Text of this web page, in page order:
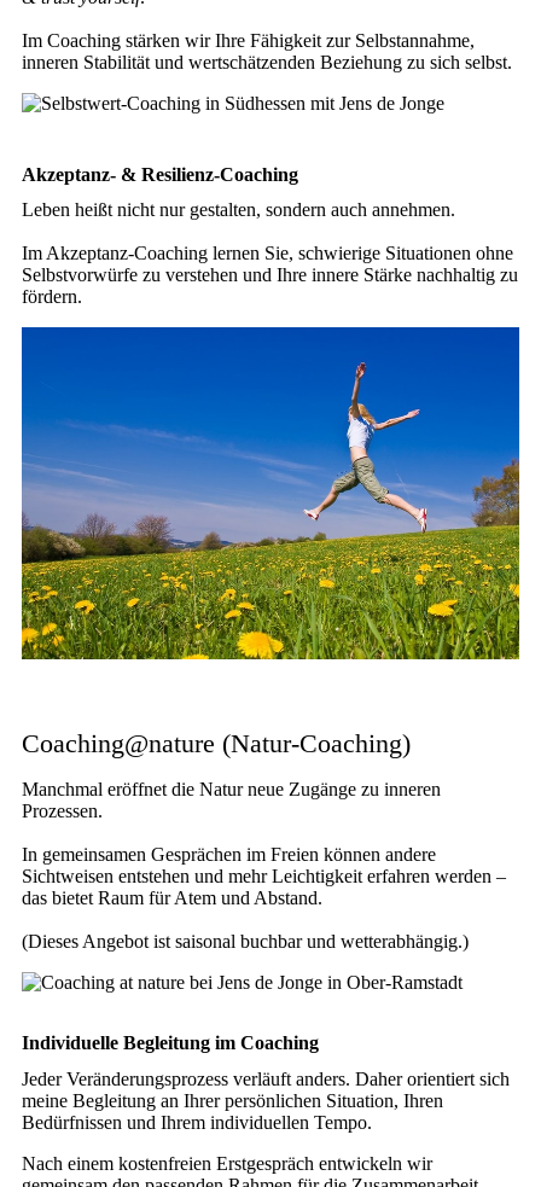
Im Coaching stärken wir Ihre Fähigkeit zur Selbstannahme,
inneren Stabilität und wertschätzenden Beziehung zu sich selbst.
Akzeptanz- & Resilienz-Coaching
Leben heißt nicht nur gestalten, sondern auch annehmen.
Im Akzeptanz-Coaching lernen Sie, schwierige Situationen ohne
Selbstvorwürfe zu verstehen und Ihre innere Stärke nachhaltig zu
fördern.
Coaching@nature (Natur-Coaching)
Manchmal eröffnet die Natur neue Zugänge zu inneren
Prozessen.
In gemeinsamen Gesprächen im Freien können andere
Sichtweisen entstehen und mehr Leichtigkeit erfahren werden –
das bietet Raum für Atem und Abstand.
(Dieses Angebot ist saisonal buchbar und wetterabhängig.)
Individuelle Begleitung im Coaching
Jeder Veränderungsprozess verläuft anders. Daher orientiert sich
meine Begleitung an Ihrer persönlichen Situation, Ihren
Bedürfnissen und Ihrem individuellen Tempo.
Nach einem kostenfreien Erstgespräch entwickeln wir